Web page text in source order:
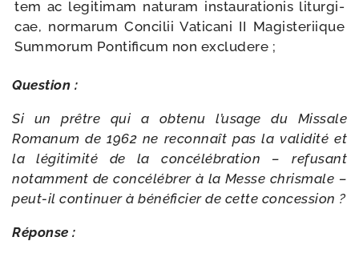
tem ac legi­ti­mam natu­ram ins­tau­ra­tio­nis litur­gi­
cae, nor­ma­rum Concilii Vaticani II Magisteriique
Summorum Pontificum non excludere ;
Question :
Si un prêtre qui a obte­nu l’usage du Missale
Romanum de 1962 ne recon­naît pas la vali­di­té et
la légi­ti­mi­té de la concé­lé­bra­tion – refu­sant
notam­ment de concé­lé­brer à la Messe chris­male –
peut-​il conti­nuer à béné­fi­cier de cette concession ?
Réponse :